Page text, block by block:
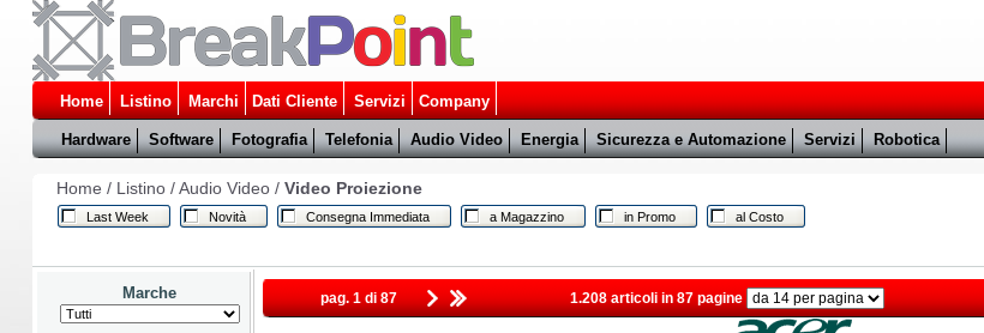
Home Listino Marchi Dati Cliente Servizi Company
Hardware
Software Fotografia Telefonia Audio Video Energia Sicurezza e Automazione Servizi Robotica
Home / Listino/ Audio Video/ Video Proiezione
Last Week Novità Consegna Immediata a Magazzino in Promo al Costo
Marche pag. 1 di 87 1.208 articoli in 87 pagine